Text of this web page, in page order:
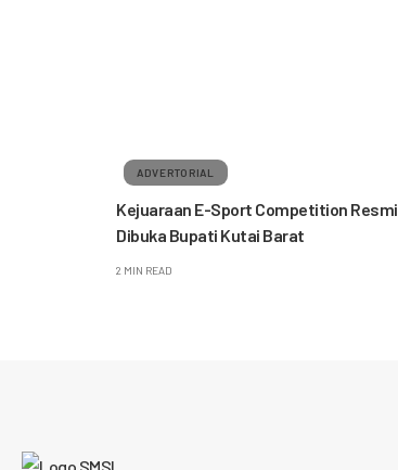
ADVERTORIAL
Kejuaraan E-Sport Competition Resmi
Dibuka Bupati Kutai Barat
2 MIN READ